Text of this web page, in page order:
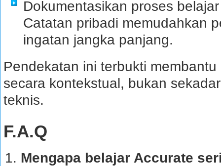
Dokumentasikan proses belajar
Catatan pribadi memudahkan
ingatan jangka panjang.
Pendekatan ini terbukti
secara kontekstual, bukan
teknis.
F.A.Q
Mengapa belajar Accurate